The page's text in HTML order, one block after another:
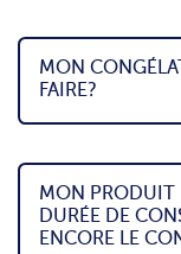
MON
FAIRE?
MON PRODUIT
DURÉE DE
ENCORE LE